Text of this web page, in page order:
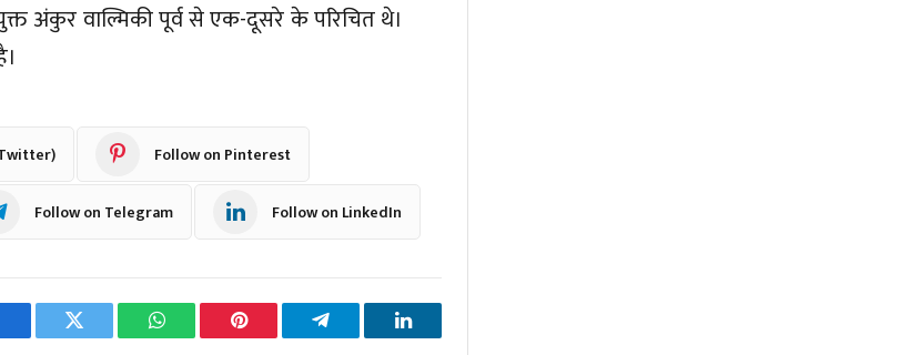
अंकुर वाल्मिकी पूर्व से एक-दूसरे के परिचित थे।
Follow on Pinterest
Follow on Telegram Follow on LinkedIn
Twitter WhatsAppPinterest Telegram LinkedIn